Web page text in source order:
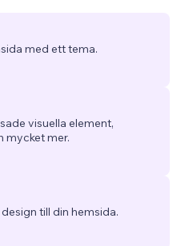
med ett tema.
visuella element,
mycket mer.
till din hemsida.